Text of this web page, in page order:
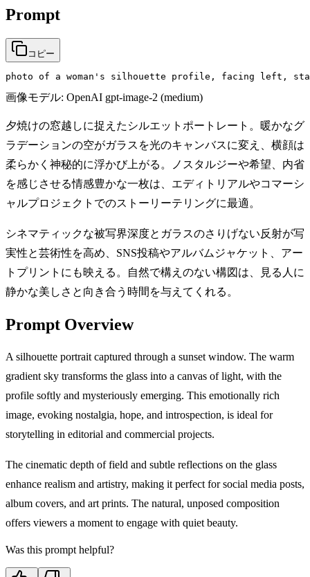
Prompt
コピー
photo of a woman's silhouette profile, facing left,
画像モデル: OpenAI gpt-image-2 (medium)
夕焼けの窓越しに捉えたシルエットポートレート。暖かなグ
ラデーションの空がガラスを光のキャンバスに変え、横顔は
柔らかく神秘的に浮かび上がる。ノスタルジーや希望、内省
を感じさせる情感豊かな一枚は、エディトリアルやコマーシ
ャルプロジェクトでのストーリーテリングに最適。
シネマティックな被写界深度とガラスのさりげない反射が写
実性と芸術性を高め、SNS投稿やアルバムジャケット、アー
トプリントにも映える。自然で構えのない構図は、見る人に
静かな美しさと向き合う時間を与えてくれる。
Prompt Overview
A silhouette portrait captured through a sunset window. The warm
gradient sky transforms the glass into a canvas of light, with the
profile softly and mysteriously emerging. This emotionally rich
image, evoking nostalgia, hope, and introspection, is ideal for
storytelling in editorial and commercial projects.
The cinematic depth of field and subtle reflections on the glass
enhance realism and artistry, making it perfect for social media posts,
album covers, and art prints. The natural, unposed composition
offers viewers a moment to engage with quiet beauty.
Was this prompt helpful?